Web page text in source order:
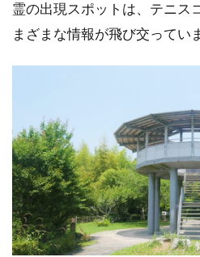
霊の出現スポットは、テニス
まざまな情報が飛び交ってい